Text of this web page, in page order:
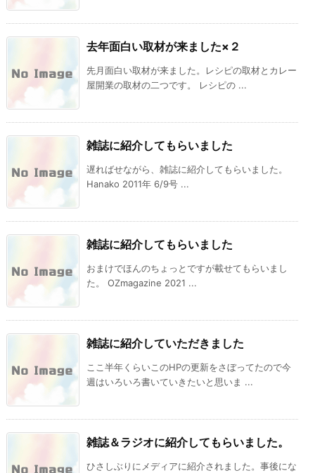
去年面白い取材が来ました×２
先月面白い取材が来ました。レシピの取材とカレー
屋開業の取材の二つです。 レシピの ...
雑誌に紹介してもらいました
遅ればせながら、雑誌に紹介してもらいました。
Hanako 2011年 6/9号 ...
雑誌に紹介してもらいました
おまけでほんのちょっとですが載せてもらいまし
た。 OZmagazine 2021 ...
雑誌に紹介していただきました
ここ半年くらいこのHPの更新をさぼってたので今
週はいろいろ書いていきたいと思いま ...
雑誌＆ラジオに紹介してもらいました。
ひさしぶりにメディアに紹介されました。事後にな